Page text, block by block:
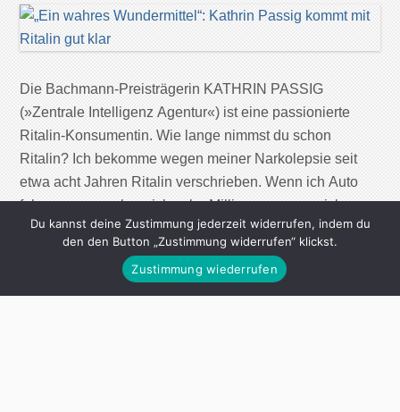
Die Bachmann-Preisträgerin KATHRIN PASSIG
(»Zentrale Intelligenz Agentur«) ist eine passionierte
Ritalin-Konsumentin. Wie lange nimmst du schon
Ritalin? Ich bekomme wegen meiner Narkolepsie seit
etwa acht Jahren Ritalin verschrieben. Wenn ich Auto
fahren muss, nehme ich zehn Milligramm, wenn ich
dringend arbeiten muss, alle vier Stunden fünf
Milligramm, also eine halbe Tablette. Nur bei sehr, sehr
Du kannst deine Zustimmung jederzeit widerrufen, indem du
den den Button „Zustimmung widerrufen“ klickst.
Zustimmung wiederrufen